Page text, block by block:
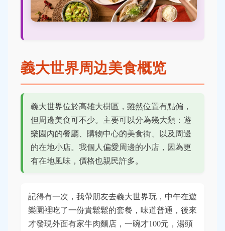
義大世界周边美食概览
義大世界位於高雄大樹區，雖然位置有點偏，
但周邊美食可不少。主要可以分為幾大類：遊
樂園內的餐廳、購物中心的美食街、以及周邊
的在地小店。我個人偏愛周邊的小店，因為更
有在地風味，價格也親民許多。
記得有一次，我帶朋友去義大世界玩，中午在遊
樂園裡吃了一份貴鬆鬆的套餐，味道普通，後來
才發現外面有家牛肉麵店，一碗才100元，湯頭